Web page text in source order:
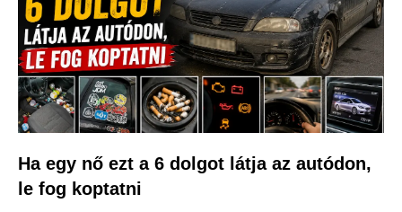
Ha egy nő ezt a 6 dolgot látja az autódon,
le fog koptatni